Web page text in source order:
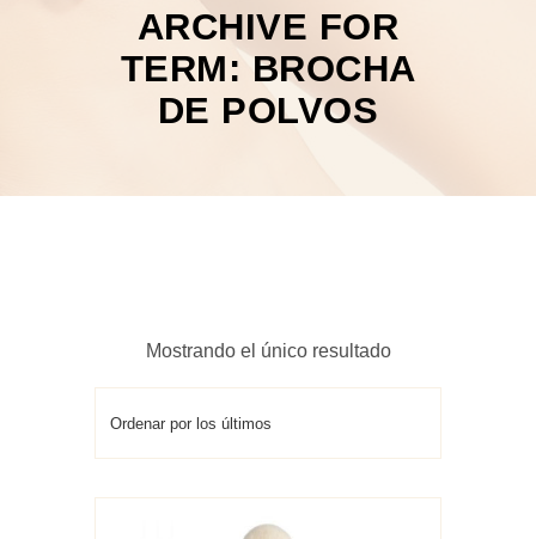
ARCHIVE FOR
TERM: BROCHA
DE POLVOS
Mostrando el único resultado